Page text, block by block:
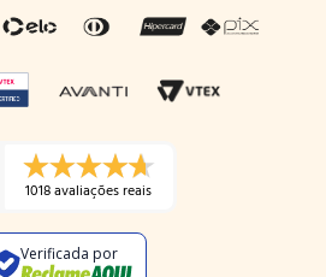
1018 avaliações reais
Verificada por